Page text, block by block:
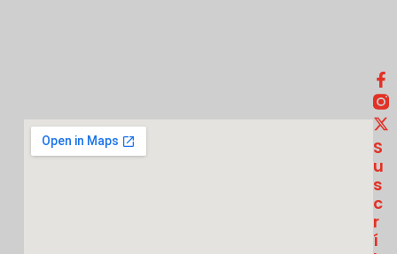
S
U
S
C
R
Í